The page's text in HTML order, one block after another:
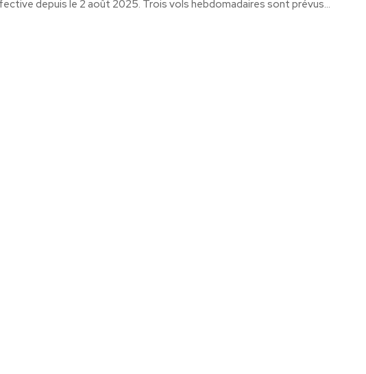
Nouakchott, effective depuis le 2 août 2025. Trois vols hebdomadaires sont prévus...